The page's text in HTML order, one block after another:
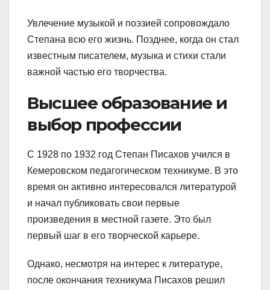
Увлечение музыкой и поэзией сопровождало
Степана всю его жизнь. Позднее, когда он стал
известным писателем, музыка и стихи стали
важной частью его творчества.
Высшее образование и
выбор профессии
С 1928 по 1932 год Степан Писахов учился в
Кемеровском педагогическом техникуме. В это
время он активно интересовался литературой
и начал публиковать свои первые
произведения в местной газете. Это был
первый шаг в его творческой карьере.
Однако, несмотря на интерес к литературе,
после окончания техникума Писахов решил